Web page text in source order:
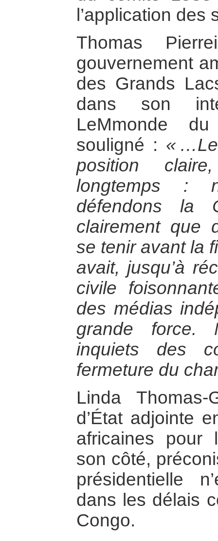
l’application
Thomas
gouvernement
des Grands
dans son
LeMmonde
souligné : «
position
longtemps :
défendons la
clairement que
se tenir avant la
avait, jusqu’à
civile
des médias
grande force.
inquiets des
fermeture du
Linda Thomas-
d’État adjointe
africaines pour
son côté,
présidentielle
dans les délais
Congo.